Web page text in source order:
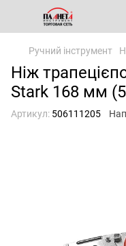
Ручний інструмент
Ніж
Stark 168 мм
Артикул: 506111205